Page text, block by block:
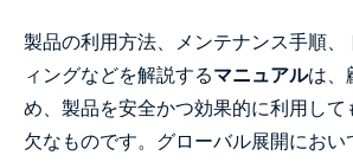
製品の利用方法、メンテナンス手順、
ィングなどを解説するマニュアルは、
め、製品を安全かつ効果的に利用して
欠なものです。グローバル展開におい